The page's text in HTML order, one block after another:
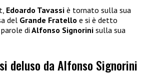
Edoardo Tavassi è tornato sulla sua
del Grande Fratello e si è detto
di Alfonso Signorini sulla sua
deluso da Alfonso Signorini